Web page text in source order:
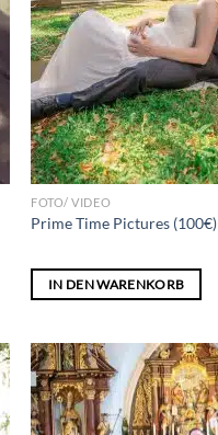
FOTO/ VIDEO
Prime Time Pictures (100€)
IN DEN WARENKORB